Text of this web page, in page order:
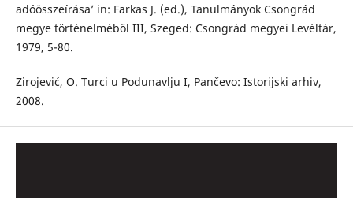
adóösszeírása’ in: Farkas J. (ed.), Tanulmányok Csongrád
megye történelméből III, Szeged: Csongrád megyei Levéltár,
1979, 5-80.
Zirojević, O. Turci u Podunavlju I, Pančevo: Istorijski arhiv,
2008.